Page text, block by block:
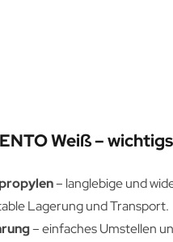
Weiß –
– langlebige und
Lagerung und Transport.
– einfaches Umstellen